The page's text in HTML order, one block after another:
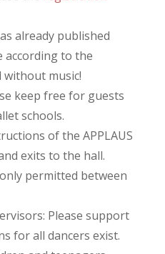
already published
according to the
without music!
keep free for guests
schools.
of the APPLAUS
exits to the hall.
permitted between
Please support
for all dancers exist.